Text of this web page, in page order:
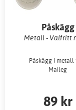
Påskägg
Metall - Valfritt
Påskägg i metall
Maileg
89 kr